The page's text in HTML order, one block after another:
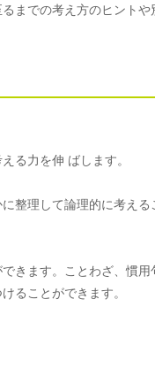
までの考え方のヒント
る力を伸 ばします。
整理して論理的に考え
きます。ことわざ、慣
ることができます。